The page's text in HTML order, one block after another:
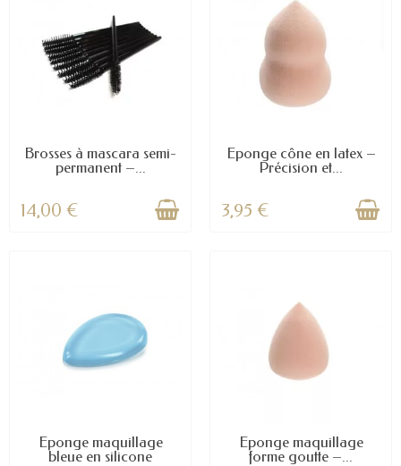
Brosses à mascara semi-
permanent –...
14,00 €
Éponge cône en latex –
Précision et...
3,95 €
Eponge maquillage
bleue en silicone
Éponge maquillage
forme goutte –...